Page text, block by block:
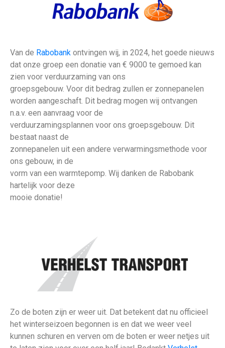
Van de Rabobank ontvingen wij, in 2024, het goede nieuws
dat onze groep een donatie van € 9000 te gemoed kan
zien voor verduurzaming van ons
groepsgebouw. Voor dit bedrag zullen er zonnepanelen
worden aangeschaft. Dit bedrag mogen wij ontvangen
n.a.v. een aanvraag voor de
verduurzamingsplannen voor ons groepsgebouw. Dit
bestaat naast de
zonnepanelen uit een andere verwarmingsmethode voor
ons gebouw, in de
vorm van een warmtepomp. Wij danken de Rabobank
hartelijk voor deze
mooie donatie!
Zo de boten zijn er weer uit. Dat betekent dat nu officieel
het winterseizoen begonnen is en dat we weer veel
kunnen schuren en verven om de boten er weer netjes uit